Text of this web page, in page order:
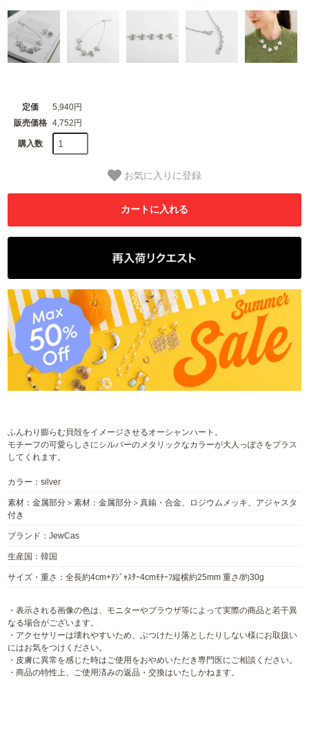
定価
5,940円
販売価格
4,752円
購入数
お気に入りに登録
ふんわり膨らむ貝殻をイメージさせるオーシャンハート。
モチーフの可愛らしさにシルバーのメタリックなカラーが大人っぽさをプラス
してくれます。
カラー：silver
素材：金属部分＞素材：金属部分＞真鍮・合金、ロジウムメッキ、アジャスタ
付き
ブランド：JewCas
生産国：韓国
サイズ・重さ：全長約4cm+ｱｼﾞｬｽﾀｰ4cmﾓﾁｰﾌ縦横約25mm 重さ/約30g
・表示される画像の色は、モニターやブラウザ等によって実際の商品と若干異
なる場合がございます。
・アクセサリーは壊れやすいため、ぶつけたり落としたりしない様にお取扱い
にはお気をつけください。
・皮膚に異常を感じた時はご使用をおやめいただき専門医にご相談ください。
・商品の特性上、ご使用済みの返品・交換はいたしかねます。